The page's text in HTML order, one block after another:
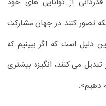
از توانایی های خود
تصور کنند در جهان مشارکت
دلیل است که اگر ببینیم که
تبدیل می کنند، انگیزه بیشتری
دهیم».